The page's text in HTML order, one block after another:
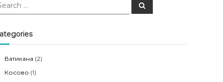
S
e
Ватикана (2)
Косово (1)